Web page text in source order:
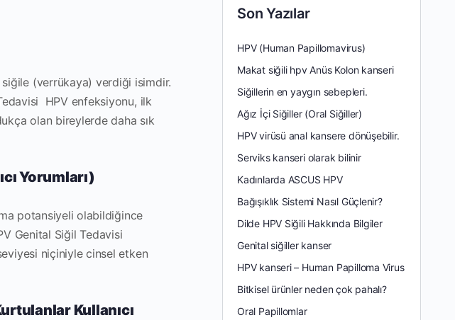
(verrükaya) verdiği isimdir.
HPV enfeksiyonu, ilk
olan bireylerde daha sık
Yorumları)
potansiyeli olabildiğince
Genital Siğil Tedavisi
niçiniyle cinsel etken
Kullanıcı
Son Yazılar
HPV (Human Papillomavirus)
Makat siğili hpv Anüs Kolon kanseri
Siğillerin en yaygın sebepleri.
Ağız İçi Siğiller (Oral Siğiller)
HPV virüsü anal kansere dönüşebilir.
Serviks kanseri olarak bilinir
Kadınlarda ASCUS HPV
Bağışıklık Sistemi Nasıl Güçlenir?
Dilde HPV Siğili Hakkında Bilgiler
Genital siğiller kanser
HPV kanseri – Human Papilloma Virus
Bitkisel ürünler neden çok pahalı?
Oral Papillomlar